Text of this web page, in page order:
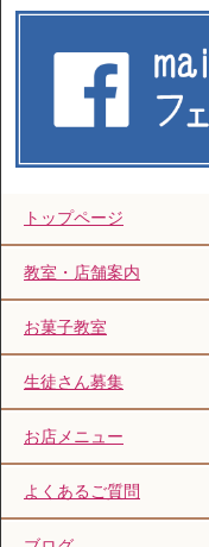
トップページ
教室・店舗案内
お菓子教室
生徒さん募集
お店メニュー
よくあるご質問